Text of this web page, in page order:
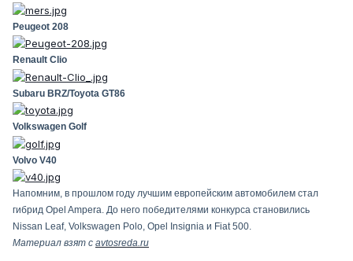
Peugeot 208
Renault Clio
Subaru BRZ/Toyota GT86
Volkswagen Golf
Volvo V40
Напомним, в прошлом году лучшим европейским автомобилем стал
гибрид Opel Ampera. До него победителями конкурса становились
Nissan Leaf, Volkswagen Polo, Opel Insignia и Fiat 500.
Материал взят с avtosreda.ru